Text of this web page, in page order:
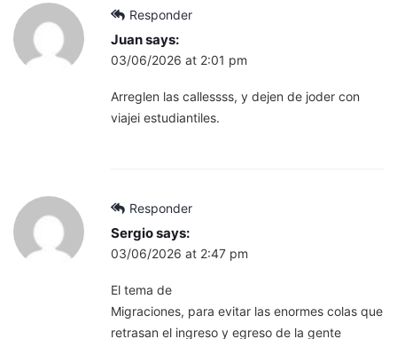
Responder
Juansays:
03/06/2026 at 2:01 pm
Arreglen las callessss, y dejen de joder con
viajei estudiantiles.
Responder
Sergiosays:
03/06/2026 at 2:47 pm
El tema de
Migraciones, para evitar las enormes colas que
retrasan el ingreso y egreso de la gente